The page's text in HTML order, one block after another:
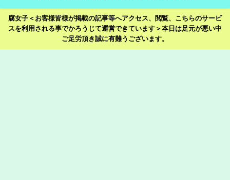
腐女子＜お客様皆様が掲載の記事等へアクセス、閲覧、こちらのサービ
スを利用される事でかろうじて運営できています＞本日は足元が悪い中
ご足労頂き誠に有難うございます。